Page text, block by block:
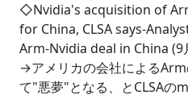
◇Nvidia's acquisition of
for China, CLSA says-
Arm-Nvidia deal in China (9
→アメリカの会社による
て"悪夢"となる、とCLSA